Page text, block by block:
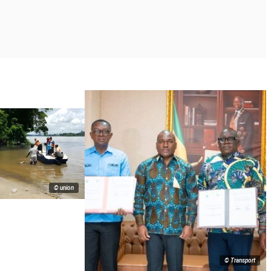
© Transport
© union